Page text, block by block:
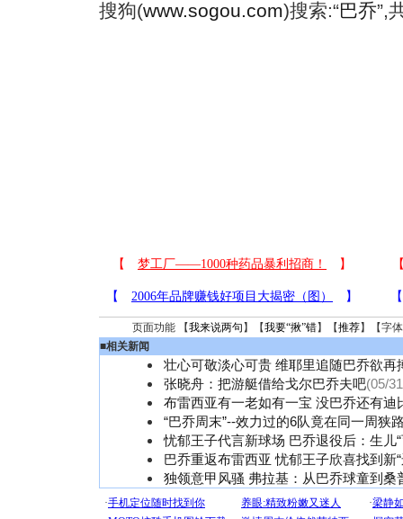
搜狗(www.sogou.com)搜索:“巴乔”,
页面功能 【我来说两句 】【我要“揪”错】【推荐】【字
■相关新闻
壮心可敬淡心可贵 维耶里追随巴乔欲再
张晓舟：把游艇借给戈尔巴乔夫吧(05/
布雷西亚有一老如有一宝 没巴乔还有迪
“巴乔周末”--效力过的6队竟在同一周狭
忧郁王子代言新球场 巴乔退役后：生儿“
巴乔重返布雷西亚 忧郁王子欣喜找到新“
独领意甲风骚 弗拉基：从巴乔球童到桑